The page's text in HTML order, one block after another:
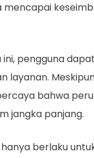
mencapai
pengguna
layanan.
bahwa
jangka panjang.
berlaku